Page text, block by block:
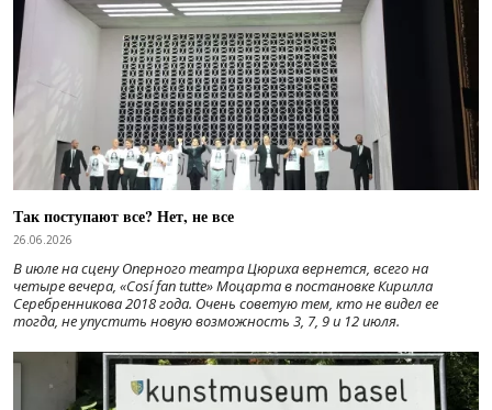
Так поступают все? Нет, не все
26.06.2026
В июле на сцену Оперного театра Цюриха вернется, всего на
четыре вечера, «Cosí fan tutte» Моцарта в постановке Кирилла
Серебренникова 2018 года. Очень советую тем, кто не видел ее
тогда, не упустить новую возможность 3, 7, 9 и 12 июля.